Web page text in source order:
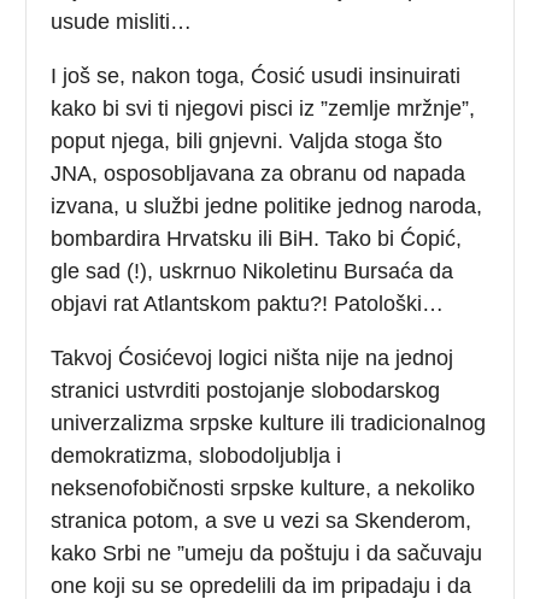
usude misliti…
I još se, nakon toga, Ćosić usudi insinuirati
kako bi svi ti njegovi pisci iz ”zemlje mržnje”,
poput njega, bili gnjevni. Valjda stoga što
JNA, osposobljavana za obranu od napada
izvana, u službi jedne politike jednog naroda,
bombardira Hrvatsku ili BiH. Tako bi Ćopić,
gle sad (!), uskrnuo Nikoletinu Bursaća da
objavi rat Atlantskom paktu?! Patološki…
Takvoj Ćosićevoj logici ništa nije na jednoj
stranici ustvrditi postojanje slobodarskog
univerzalizma srpske kulture ili tradicionalnog
demokratizma, slobodoljublja i
neksenofobičnosti srpske kulture, a nekoliko
stranica potom, a sve u vezi sa Skenderom,
kako Srbi ne ”umeju da poštuju i da sačuvaju
one koji su se opredelili da im pripadaju i da